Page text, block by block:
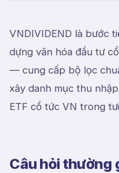
VNDIVIDEND là bước
dựng văn hóa đầu tư
— cung cấp bộ lọc
xây danh mục thu
ETF cổ tức VN trong
Câu hỏi thường